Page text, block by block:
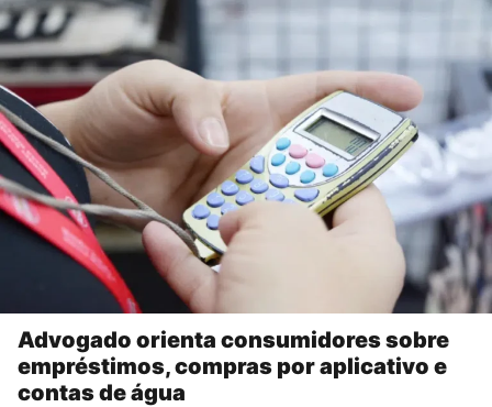
Advogado orienta consumidores sobre
empréstimos, compras por aplicativo e
contas de água